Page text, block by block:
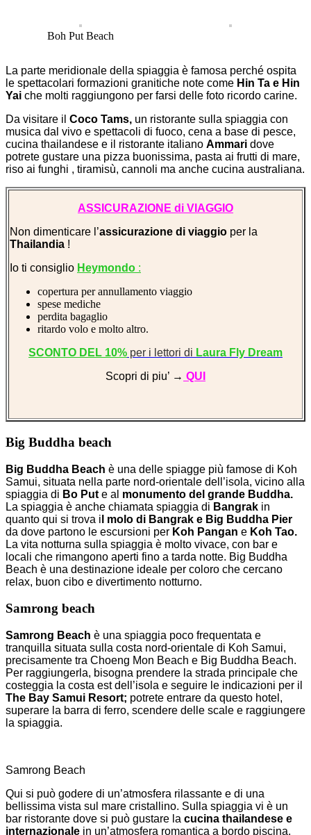
Boh Put Beach
La parte meridionale della spiaggia è famosa perché ospita
le spettacolari formazioni granitiche note come Hin Ta e Hin
Yai che molti raggiungono per farsi delle foto ricordo carine.
Da visitare il Coco Tams, un ristorante sulla spiaggia con
musica dal vivo e spettacoli di fuoco, cena a base di pesce,
cucina thailandese e il ristorante italiano Ammari dove
potrete gustare una pizza buonissima, pasta ai frutti di mare,
riso ai funghi , tiramisù, cannoli ma anche cucina australiana.
ASSICURAZIONE di VIAGGIO
Non dimenticare l’assicurazione di viaggio per la
Thailandia !
Io ti consiglio Heymondo :
copertura per annullamento viaggio
spese mediche
perdita bagaglio
ritardo volo e molto altro.
SCONTO DEL 10% per i lettori di Laura Fly Dream
Scopri di piu’ → QUI
Big Buddha beach
Big Buddha Beach è una delle spiagge più famose di Koh
Samui, situata nella parte nord-orientale dell’isola, vicino alla
spiaggia di Bo Put e al monumento del grande Buddha.
La spiaggia è anche chiamata spiaggia di Bangrak in
quanto qui si trova i l molo di Bangrak e Big Buddha Pier
da dove partono le escursioni per Koh Pangan e Koh Tao.
La vita notturna sulla spiaggia è molto vivace, con bar e
locali che rimangono aperti fino a tarda notte. Big Buddha
Beach è una destinazione ideale per coloro che cercano
relax, buon cibo e divertimento notturno.
Samrong beach
Samrong Beach è una spiaggia poco frequentata e
tranquilla situata sulla costa nord-orientale di Koh Samui,
precisamente tra Choeng Mon Beach e Big Buddha Beach.
Per raggiungerla, bisogna prendere la strada principale che
costeggia la costa est dell’isola e seguire le indicazioni per il
The Bay Samui Resort; potrete entrare da questo hotel,
superare la barra di ferro, scendere delle scale e raggiungere
la spiaggia.
Samrong Beach
Qui si può godere di un’atmosfera rilassante e di una
bellissima vista sul mare cristallino. Sulla spiaggia vi è un
bar ristorante dove si può gustare la cucina thailandese e
internazionale in un’atmosfera romantica a bordo piscina.